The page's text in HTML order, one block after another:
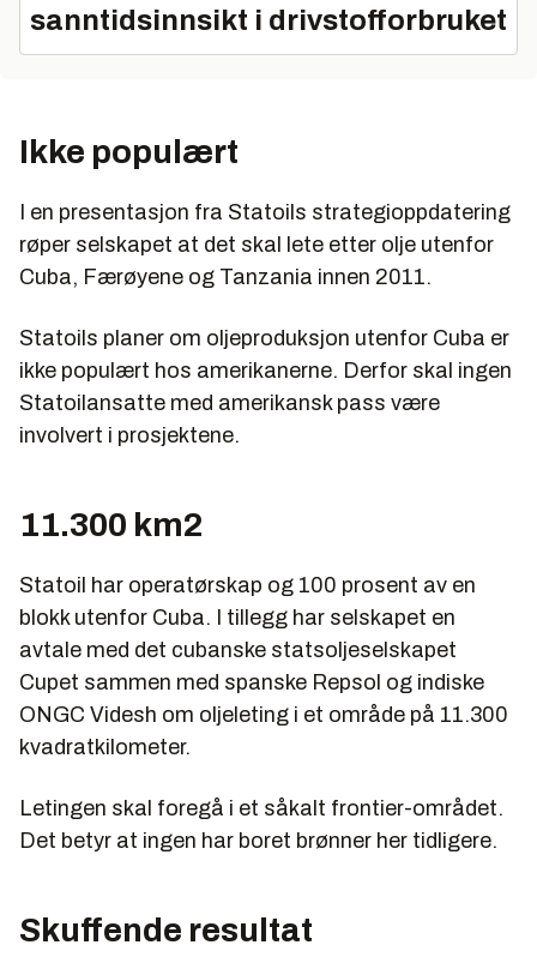
sanntidsinnsikt i drivstofforbruket
Ikke populært
I en presentasjon fra Statoils strategioppdatering
røper selskapet at det skal lete etter olje utenfor
Cuba, Færøyene og Tanzania innen 2011.
Statoils planer om oljeproduksjon utenfor Cuba er
ikke populært hos amerikanerne. Derfor skal ingen
Statoilansatte med amerikansk pass være
involvert i prosjektene.
11.300 km2
Statoil har operatørskap og 100 prosent av en
blokk utenfor Cuba. I tillegg har selskapet en
avtale med det cubanske statsoljeselskapet
Cupet sammen med spanske Repsol og indiske
ONGC Videsh om oljeleting i et område på 11.300
kvadratkilometer.
Letingen skal foregå i et såkalt frontier-området.
Det betyr at ingen har boret brønner her tidligere.
Skuffende resultat